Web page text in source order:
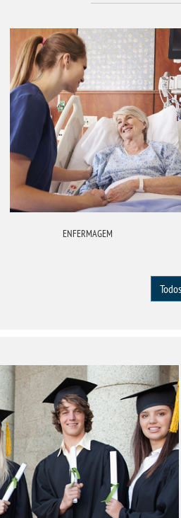
ENFERMAGEM